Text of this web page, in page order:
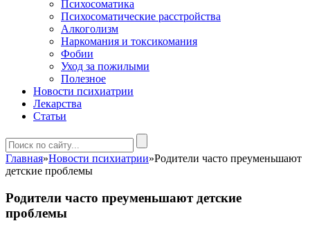
Психосоматика
Психосоматические расстройства
Алкоголизм
Наркомания и токсикомания
Фобии
Уход за пожилыми
Полезное
Новости психиатрии
Лекарства
Статьи
Главная»Новости психиатрии»Родители часто преуменьшают
детские проблемы
Родители часто преуменьшают детские
проблемы